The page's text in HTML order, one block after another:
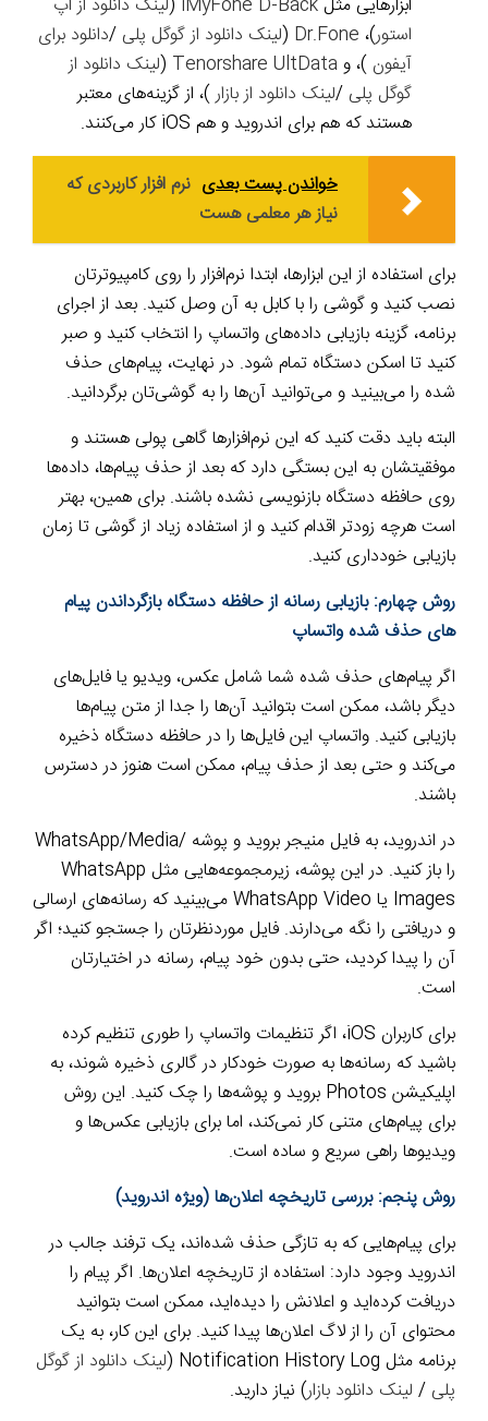
ابزارهایی مثلiMyFone D-Back
(لینک دانلود از اپ
استور)، Dr.Fone
(لینک دانلود از گوگل پلی /دانلود برای
آیفون )، وTenorshare UltData
(لینک دانلود از
گوگل پلی /لینک دانلود از بازار)، از گزینه‌های معتبر
هستند که هم برای اندروید و هم iOS کار می‌کنند.
خواندن پست بعدی نرم افزار کاربردی که
نیاز هر معلمی هست
برای استفاده از این ابزارها، ابتدا نرم‌افزار را روی کامپیوترتان
نصب کنید و گوشی را با کابل به آن وصل کنید. بعد از اجرای
برنامه، گزینه بازیابی داده‌های واتساپ را انتخاب کنید و صبر
کنید تا اسکن دستگاه تمام شود. در نهایت، پیام‌های حذف
شده را می‌بینید و می‌توانید آن‌ها را به گوشی‌تان برگردانید.
البته باید دقت کنید که این نرم‌افزارها گاهی پولی هستند و
موفقیتشان به این بستگی دارد که بعد از حذف پیام‌ها، داده‌ها
روی حافظه دستگاه بازنویسی نشده باشند. برای همین، بهتر
است هرچه زودتر اقدام کنید و از استفاده زیاد از گوشی تا زمان
بازیابی خودداری کنید.
روش چهارم: بازیابی رسانه از حافظه دستگاه بازگرداندن پیام
های حذف شده واتساپ
اگر پیام‌های حذف شده شما شامل عکس، ویدیو یا فایل‌های
دیگر باشد، ممکن است بتوانید آن‌ها را جدا از متن پیام‌ها
بازیابی کنید. واتساپ این فایل‌ها را در حافظه دستگاه ذخیره
می‌کند و حتی بعد از حذف پیام، ممکن است هنوز در دسترس
باشند.
در اندروید، به فایل منیجر بروید و پوشه /WhatsApp/Media
را باز کنید. در این پوشه، زیرمجموعه‌هایی مثل WhatsApp
Images یا WhatsApp Video می‌بینید که رسانه‌های ارسالی
و دریافتی را نگه می‌دارند. فایل موردنظرتان را جستجو کنید؛ اگر
آن را پیدا کردید، حتی بدون خود پیام، رسانه در اختیارتان
است.
برای کاربران iOS، اگر تنظیمات واتساپ را طوری تنظیم کرده
باشید که رسانه‌ها به صورت خودکار در گالری ذخیره شوند، به
اپلیکیشن Photos بروید و پوشه‌ها را چک کنید. این روش
برای پیام‌های متنی کار نمی‌کند، اما برای بازیابی عکس‌ها و
ویدیوها راهی سریع و ساده است.
روش پنجم: بررسی تاریخچه اعلان‌ها (ویژه اندروید)
برای پیام‌هایی که به تازگی حذف شده‌اند، یک ترفند جالب در
اندروید وجود دارد: استفاده از تاریخچه اعلان‌ها. اگر پیام را
دریافت کرده‌اید و اعلانش را دیده‌اید، ممکن است بتوانید
محتوای آن را از لاگ اعلان‌ها پیدا کنید. برای این کار، به یک
برنامه مثل Notification History Log (
لینک دانلود از گوگل
پلی / لینک دانلود بازار) نیاز دارید.